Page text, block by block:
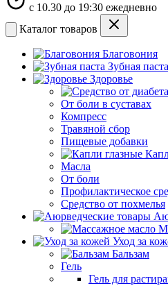
с 10.30 до 19:30 ежедневно
Каталог товаров
Благовония
Зубная паста
Здоровье
От боли в суставах
Компресс
Травяной сбор
Пищевые добавки
Масла
От боли
Профилактическое
Средство от похмелья
Уход за
Бальзам
Гель
Гель для